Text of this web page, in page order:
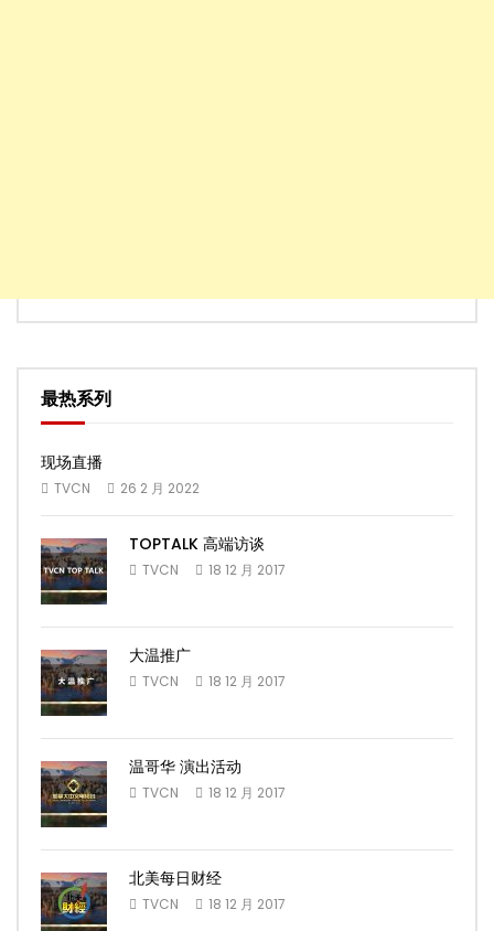
最热系列
现场直播
TVCN 26 2 月 2022
TOPTALK 高端访谈
TVCN 18 12 月 2017
大温推广
TVCN 18 12 月 2017
温哥华 演出活动
TVCN 18 12 月 2017
北美每日财经
TVCN 18 12 月 2017